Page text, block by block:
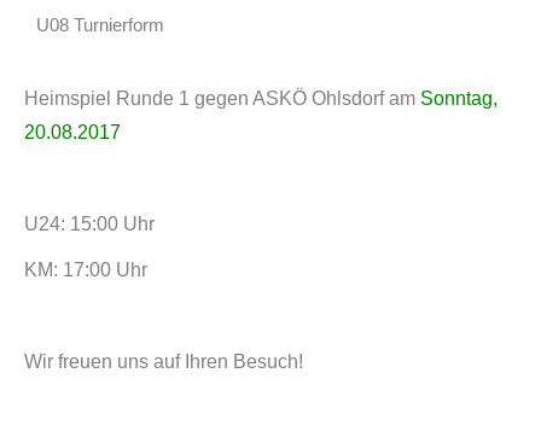
Heimspiel Runde 1 gegen ASKÖ Ohlsdorf am Sonntag,
20.08.2017
U24: 15:00 Uhr
KM: 17:00 Uhr
Wir freuen uns auf Ihren Besuch!
U08 Turnierform